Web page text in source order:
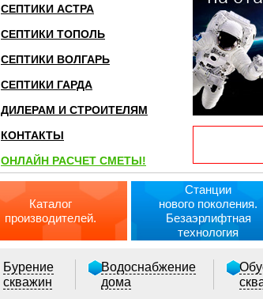
СЕПТИКИ АСТРА
СЕПТИКИ ТОПОЛЬ
СЕПТИКИ ВОЛГАРЬ
СЕПТИКИ ГАРДА
ДИЛЕРАМ И СТРОИТЕЛЯМ
КОНТАКТЫ
ОНЛАЙН РАСЧЕТ СМЕТЫ!
Каталог
производителей.
Станции
нового поколения.
Безаэрлифтная
технология
Бурение
скважин
Водоснабжение
дома